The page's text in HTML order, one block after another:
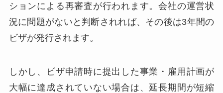
ションによる再審査が行われます。会社の運営状
況に問題がないと判断されれば、その後は3年間の
ビザが発行されます。
しかし、ビザ申請時に提出した事業・雇用計画が
大幅に達成されていない場合は、延長期間が短縮